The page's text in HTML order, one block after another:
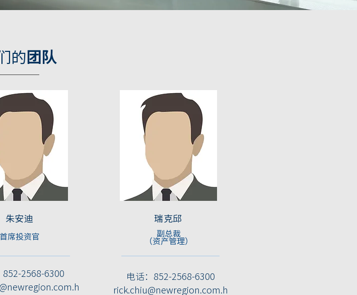
的 团队
朱安迪
首席投资官
852-2568-6300
瑞克邱
副总裁
（资产管理）
电话：852-2568-6300
rick.chiu@newregion.com.h